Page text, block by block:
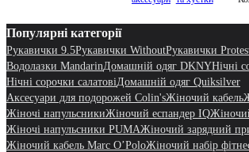
Популярні категорії
Рукавички 9.5Рукавички WithoutРукавички
Водолазки MandarinДомашній одяг DKNYНічні
Нічні сорочки салатовіДомашній одяг Quiksilver
Аксесуари для подорожей Colin'sЖіночий кабель
Жіночі напульсникиЖіночий еспандер IQ
Жіночі напульсники PUMAЖіночий зарядний
Жіночий кабель Marc O’PoloЖіночий набір